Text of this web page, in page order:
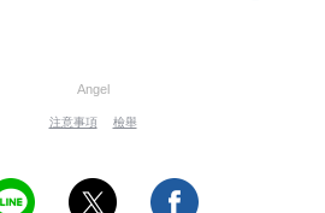
Angel
注意事項 檢舉